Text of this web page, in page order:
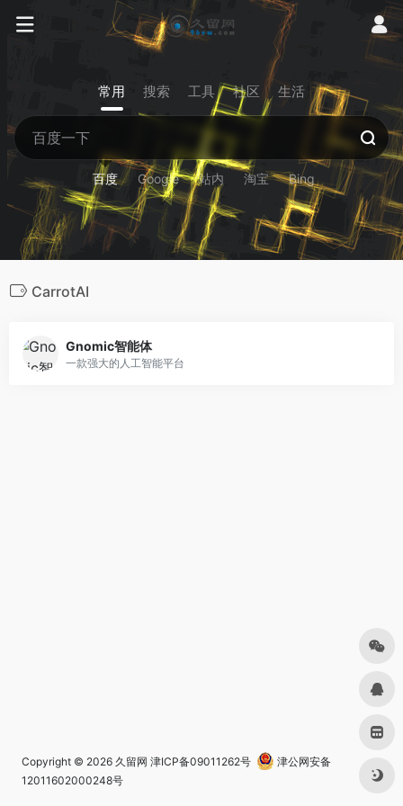
常用 搜索 工具 社区 生活
百度 Google 站内 淘宝 Bing
CarrotAI
Gnomic智能体
一款强大的人工智能平台
Copyright © 2026 久留网 津ICP备09011262号
津公网安备
12011602000248号